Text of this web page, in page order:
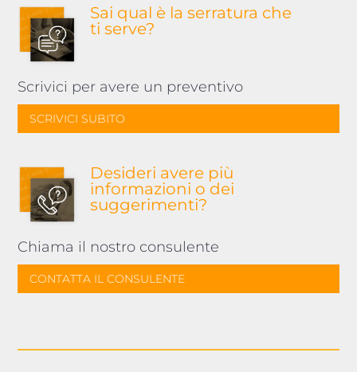
Sai qual è la serratura che
ti serve?
Scrivici per avere un preventivo
SCRIVICI SUBITO
Desideri avere più
informazioni o dei
suggerimenti?
Chiama il nostro consulente
CONTATTA IL CONSULENTE